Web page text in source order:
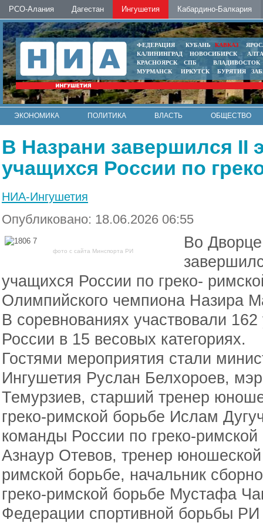
РСО-Алания Дагестан Ингушетия Кабардино-Балкария
ФЕДЕРАЦИЯ КУБАНЬ КАВКАЗ
КАЛИНИНГРАД
НОВОСИБИРСК
КРАСНОЯРСК
СПБ
ВЛАДИВОСТОК
МУРМАНСК
ИРКУТСК БУРЯТИЯ
ЭКОНОМИКА ПОЛИТИКА ВЛАСТЬ
ОБЩЕСТВО
В Назрани завершился II
учащихся России по
НИА-Ингушетия
Опубликовано: 18.06.2026 06:55
фото с сайта Минспорта РИ
Во
учащихся России по греко-
Олимпийского чемпиона Назира
В соревнованиях участвовали 162
России в 15 весовых категориях.
Гостями мероприятия стали
Ингушетия Руслан Белхороев,
Темурзиев, старший тренер
греко-римской борьбе Ислам
команды России по греко-
Азнаур Отевов, тренер
римской борьбе, начальник
греко-римской борьбе Мустафа
Федерации спортивной борьбы